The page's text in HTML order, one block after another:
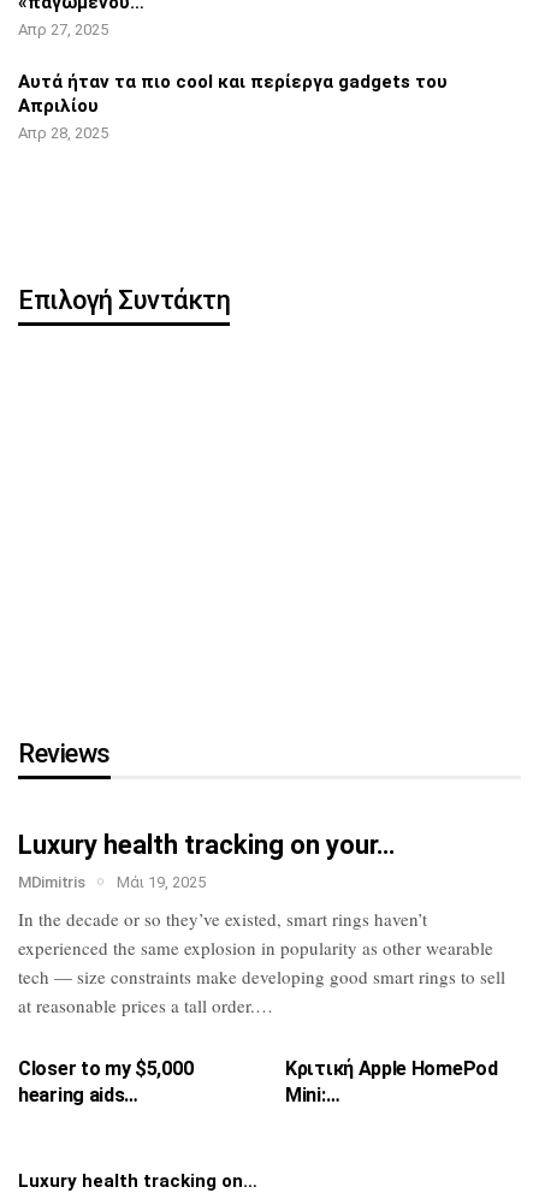
Απρ 27, 2025
Αυτά ήταν τα πιο cool και περίεργα gadgets του
Απριλίου
Απρ 28, 2025
Επιλογή Συντάκτη
Reviews
Luxury health tracking on your…
MDimitris Μάι 19, 2025
In the decade or so they’ve existed, smart rings haven’t
experienced the same explosion in popularity as other wearable
tech — size constraints make developing good smart rings to sell
at reasonable prices a tall order.…
Closer to my $5,000
hearing aids…
Κριτική Apple HomePod
Mini:…
Luxury health tracking on…